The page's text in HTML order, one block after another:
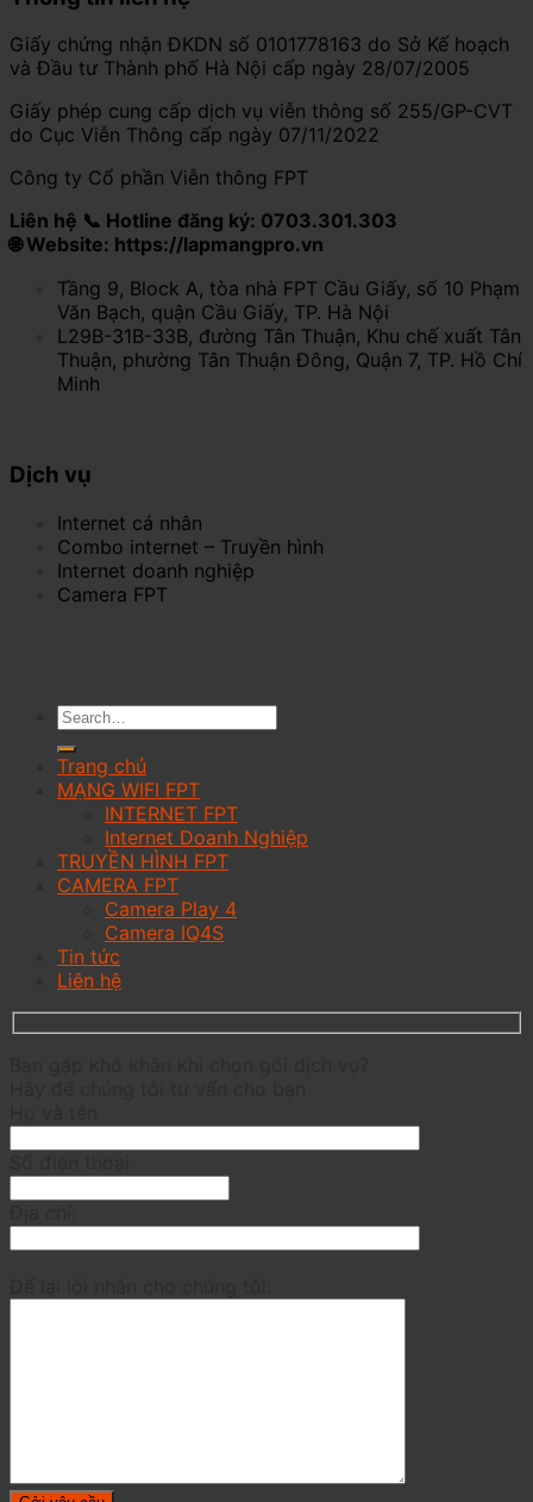
Giấy chứng nhận ĐKDN số 0101778163 do Sở Kế hoạch
và Đầu tư Thành phố Hà Nội cấp ngày 28/07/2005
Giấy phép cung cấp dịch vụ viễn thông số 255/GP-CVT
do Cục Viễn Thông cấp ngày 07/11/2022
Công ty Cổ phần Viễn thông FPT
Liên hệ 📞 Hotline đăng ký: 0703.301.303
🌐 Website: https://lapmangpro.vn
Tầng 9, Block A, tòa nhà FPT Cầu Giấy, số 10 Phạm
Văn Bạch, quận Cầu Giấy, TP. Hà Nội
L29B-31B-33B, đường Tân Thuận, Khu chế xuất Tân
Thuận, phường Tân Thuận Đông, Quận 7, TP. Hồ Chí
Minh
Dịch vụ
Internet cá nhân
Combo internet – Truyền hình
Internet doanh nghiệp
Camera FPT
Trang chủ
MẠNG WIFI FPT
INTERNET FPT
Internet Doanh Nghiệp
TRUYỀN HÌNH FPT
CAMERA FPT
Camera Play 4
Camera IQ4S
Tin tức
Liên hệ